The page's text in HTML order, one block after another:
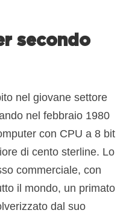
secondo
nel giovane settore
nel febbraio 1980
con CPU a 8 bit
di cento sterline. Lo
commerciale, con
il mondo, un primato
dal suo